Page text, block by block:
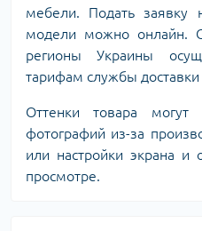
мебели. Подать заявку
модели можно онлайн.
регионы Украины
тарифам службы доставки
Оттенки товара могут
фотографий из-за
или настройки экрана
просмотре.